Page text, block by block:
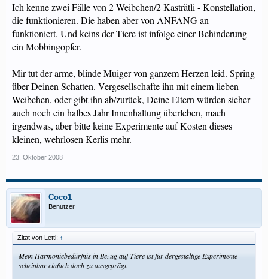
Ich kenne zwei Fälle von 2 Weibchen/2 Kasträtli - Konstellation,
die funktionieren. Die haben aber von ANFANG an
funktioniert. Und keins der Tiere ist infolge einer Behinderung
ein Mobbingopfer.
Mir tut der arme, blinde Muiger von ganzem Herzen leid. Spring
über Deinen Schatten. Vergesellschafte ihn mit einem lieben
Weibchen, oder gibt ihn ab/zurück, Deine Eltern würden sicher
auch noch ein halbes Jahr Innenhaltung überleben, mach
irgendwas, aber bitte keine Experimente auf Kosten dieses
kleinen, wehrlosen Kerlis mehr.
23. Oktober 2008
Coco1
Benutzer
Zitat von Letti: ↑
Mein Harmoniebedürfnis in Bezug auf Tiere ist für dergestaltige Experimente
scheinbar einfach doch zu ausgeprägt.